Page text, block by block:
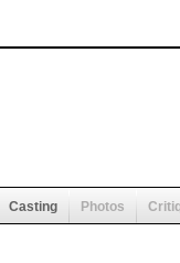
Casting Photos